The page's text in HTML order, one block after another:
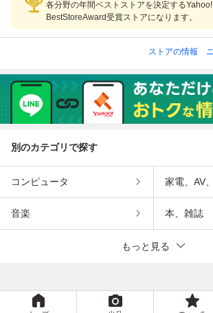
各分野の年間ベストストアを決定する
BestStoreAward受賞ストアになります。
ストアの情報
別のカテゴリで探す
コンピュータ 家電、AV
音楽 本、雑誌
もっと見る